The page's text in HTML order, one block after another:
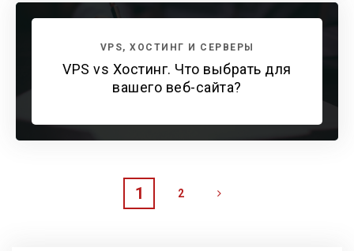
VPS, ХОСТИНГ И СЕРВЕРЫ
VPS vs Хостинг. Что выбрать для
вашего веб-сайта?
1 2